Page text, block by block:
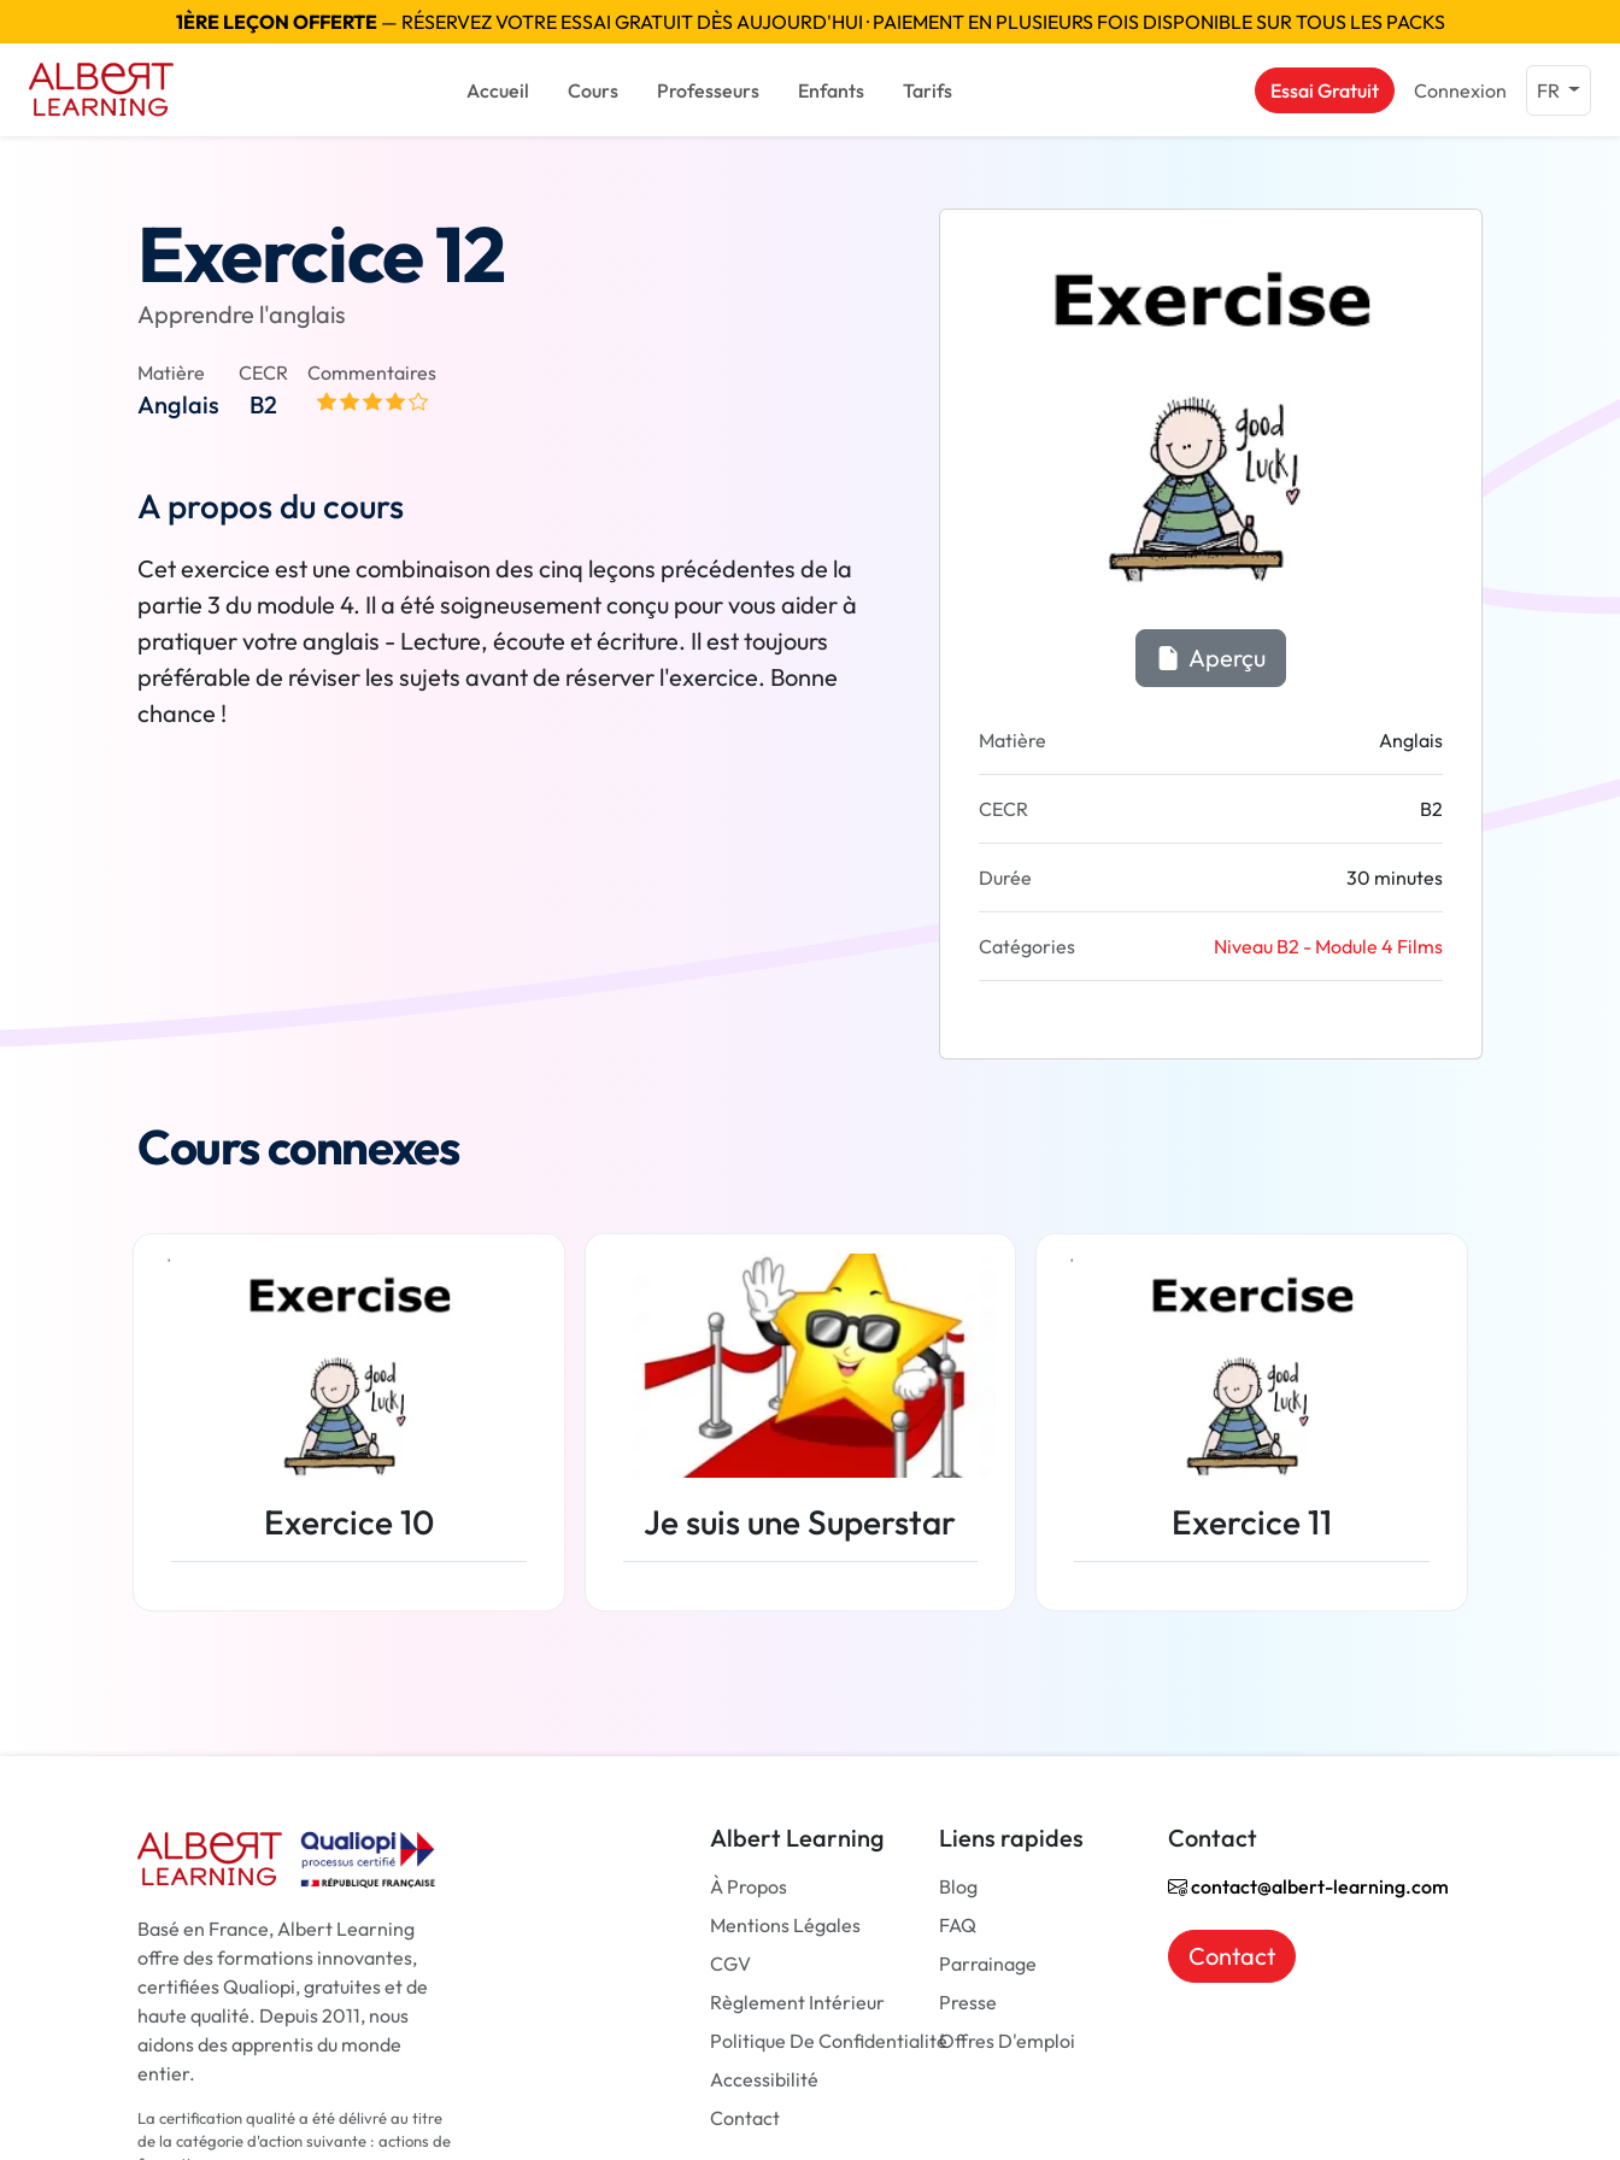
1ÈRE LEÇON OFFERTE— RÉSERVEZ VOTRE ESSAI GRATUIT DÈS AUJOURD'HUI · PAIEMENT EN PLUSIEURS FOIS DISPONIBLE SUR TOUS LES PACKS
Accueil Cours Professeurs Enfants Tarifs Essai Gratuit Connexion FR
Exercice 12
Apprendre l'anglais
Matière
Anglais
CECR
B2
Commentaires
A propos du cours
Cet exercice est une combinaison des cinq leçons précédentes de la
partie 3 du module 4. Il a été soigneusement conçu pour vous aider à
pratiquer votre anglais - Lecture, écoute et écriture. Il est toujours
préférable de réviser les sujets avant de réserver l'exercice. Bonne
chance !
Aperçu
Matière Anglais
CECR B2
Durée 30 minutes
Catégories Niveau B2 - Module 4 Films
Cours connexes
Exercice 10 Je suis une Superstar Exercice 11
Basé en France, Albert Learning
offre des formations innovantes,
certifiées Qualiopi, gratuites et de
haute qualité. Depuis 2011, nous
aidons des apprentis du monde
entier.
La certification qualité a été délivré au titre
de la catégorie d'action suivante : actions de
Albert Learning
À Propos
Mentions Légales
CGV
Règlement Intérieur
Politique De Confidentialité
Accessibilité
Contact
Liens rapides
Blog
FAQ
Parrainage
Presse
Offres D'emploi
Contact
contact@albert-learning.com
Contact